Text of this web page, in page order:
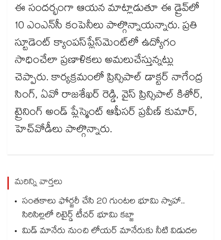
ఈ సందర్భంగా ఆయన మాట్లాడుతూ ఈ డ్రైవ్‌‌‌‌‌‌‌‌‌‌‌‌‌‌‌‌‌‌‌‌‌‌‌‌‌‌‌‌‌‌‌‌లో
10 ఎంఎన్‌‌‌‌‌‌‌‌‌‌‌‌‌‌‌‌‌‌‌‌‌‌‌‌‌‌‌‌‌‌‌‌సీ కంపెనీలు పాల్గొన్నాయన్నారు. ప్రతి
స్టూడెంట్ క్యాంపస్​ప్లేస్​మెంట్‌‌‌‌‌‌‌‌‌‌‌‌‌‌‌‌‌‌‌‌‌‌‌‌‌‌‌‌‌‌‌‌లో ఉద్యోగం
సాధించేలా ప్రణాళికలు అమలుచేస్తున్నట్లు
చెప్పారు. కార్యక్రమంలో ప్రిన్సిపాల్ డాక్టర్ నాగేంద్ర
సింగ్, ఏవో రాజశేఖర్ రెడ్డి, వైస్ ప్రిన్సిపాల్ కిశోర్,
ట్రైనింగ్ అండ్ ప్లేస్మెంట్ ఆఫీసర్ ప్రవీణ్ కుమార్,
హెచ్‌‌‌‌‌‌‌‌‌‌‌‌‌‌‌‌‌‌‌‌‌‌‌‌‌‌‌‌‌‌‌‌వోడీలు పాల్గొన్నారు.
మరిన్ని వార్తలు
సంతకాలు ఫోర్జరీ చేసి 20 గుంటల భూమి స్వాహా..
సిరిసిల్లలో రిటైర్డ్ టీచర్ భూమి కబ్జా
మిడ్ మానేరు నుంచి లోయర్ మానేరుకు నీటి విడుదల